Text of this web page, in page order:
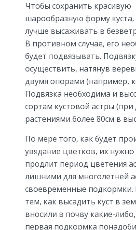
Чтобы сохранить красивую
шарообразную форму куста,
лучше высаживать в
В противном случае, его
будет подвязывать.
осуществить, натянув
двумя опорами (например,
Подвязка необходима и
сортам кустовой астры
растениями более 80см в
По мере того, как будет
увядание цветков, их
продлит период цветения
лишними для многолетней
своевременные подкормки.
тем, как высадить куст в
вносили в почву какие-
первая подкормка